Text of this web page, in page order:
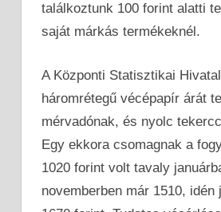
találkoztunk 100 forint alatti
saját márkás termékeknél.
A Központi Statisztikai
háromrétegű vécépapír árát
mérvadónak, és nyolc
Egy ekkora csomagnak a
1020 forint volt tavaly
novemberben már 1510, idén